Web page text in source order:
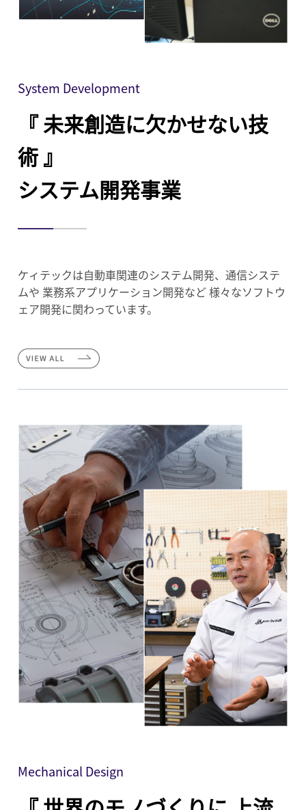
System Development
『 未来創造に欠かせない技
術 』
システム開発事業
ケィテックは自動車関連のシステム開発、通信システ
ムや 業務系アプリケーション開発など様々なソフトウ
ェア開発に関わっています。
Mechanical Design